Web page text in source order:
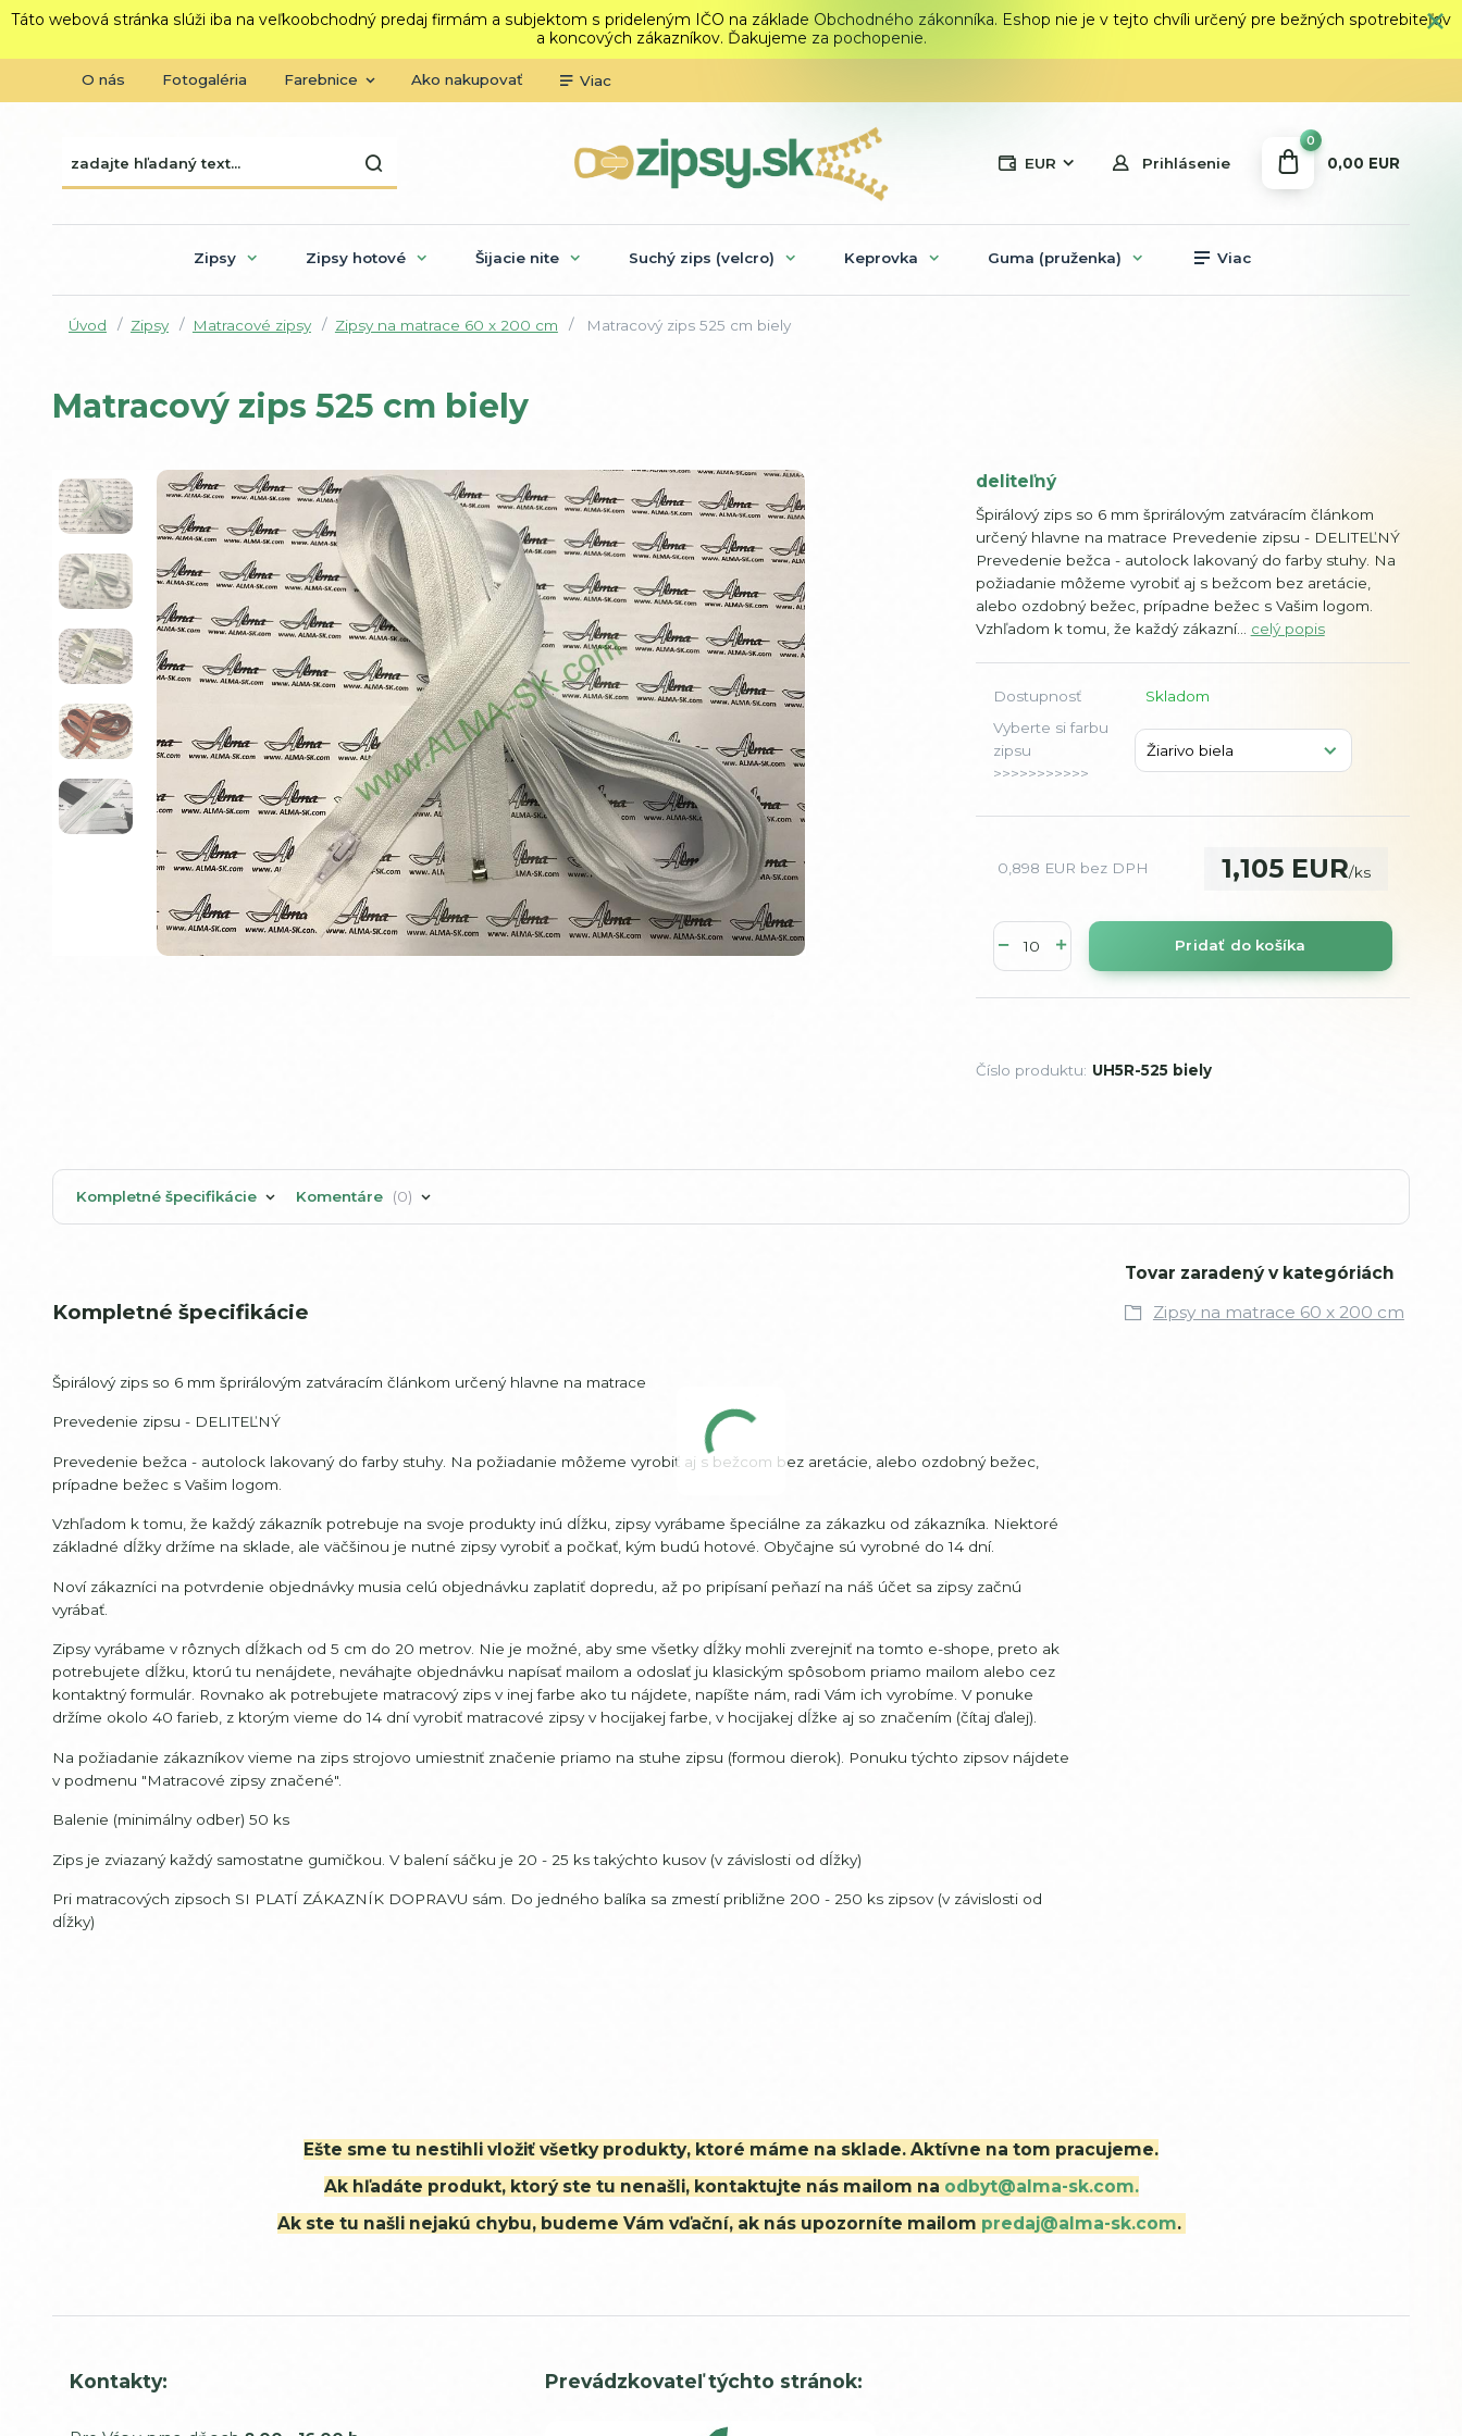
Táto webová stránka slúži iba na veľkoobchodný predaj firmám a subjektom s prideleným IČO na základe Obchodného zákonníka. Eshop nie je v tejto chvíli určený pre bežných spotrebiteľov
a koncových zákazníkov. Ďakujeme za pochopenie.
O nás Fotogaléria Farebnice Ako nakupovať Viac
EUR Prihlásenie
0
0,00 EUR
Zipsy Zipsy hotové Šijacie nite Suchý zips (velcro) Keprovka Guma (pruženka) Viac
Úvod Zipsy Matracové zipsy Zipsy na matrace 60 x 200 cm Matracový zips 525 cm biely
Matracový zips 525 cm biely
deliteľný
Špirálový zips so 6 mm šprirálovým zatváracím článkom
určený hlavne na matrace Prevedenie zipsu - DELITEĽNÝ
Prevedenie bežca - autolock lakovaný do farby stuhy. Na
požiadanie môžeme vyrobiť aj s bežcom bez aretácie,
alebo ozdobný bežec, prípadne bežec s Vašim logom.
Vzhľadom k tomu, že každý zákazní... celý popis
Dostupnosť
Skladom
Vyberte si farbu
zipsu
>>>>>>>>>>>
1,105 EUR/ks
0,898 EUR bez DPH
Pridať do košíka
Číslo produktu: UH5R-525 biely
Kompletné špecifikácie Komentáre 0
Kompletné špecifikácie
Špirálový zips so 6 mm šprirálovým zatváracím článkom určený hlavne na matrace
Prevedenie zipsu - DELITEĽNÝ
Prevedenie bežca - autolock lakovaný do farby stuhy. Na požiadanie môžeme vyrobiť aj s bežcom bez aretácie, alebo ozdobný bežec,
prípadne bežec s Vašim logom.
Vzhľadom k tomu, že každý zákazník potrebuje na svoje produkty inú dĺžku, zipsy vyrábame špeciálne za zákazku od zákazníka. Niektoré
základné dĺžky držíme na sklade, ale väčšinou je nutné zipsy vyrobiť a počkať, kým budú hotové. Obyčajne sú vyrobné do 14 dní.
Noví zákazníci na potvrdenie objednávky musia celú objednávku zaplatiť dopredu, až po pripísaní peňazí na náš účet sa zipsy začnú
vyrábať.
Zipsy vyrábame v rôznych dĺžkach od 5 cm do 20 metrov. Nie je možné, aby sme všetky dĺžky mohli zverejniť na tomto e-shope, preto ak
potrebujete dĺžku, ktorú tu nenájdete, neváhajte objednávku napísať mailom a odoslať ju klasickým spôsobom priamo mailom alebo cez
kontaktný formulár. Rovnako ak potrebujete matracový zips v inej farbe ako tu nájdete, napíšte nám, radi Vám ich vyrobíme. V ponuke
držíme okolo 40 farieb, z ktorým vieme do 14 dní vyrobiť matracové zipsy v hocijakej farbe, v hocijakej dĺžke aj so značením (čítaj ďalej).
Na požiadanie zákazníkov vieme na zips strojovo umiestniť značenie priamo na stuhe zipsu (formou dierok). Ponuku týchto zipsov nájdete
v podmenu "Matracové zipsy značené".
Balenie (minimálny odber) 50 ks
Zips je zviazaný každý samostatne gumičkou. V balení sáčku je 20 - 25 ks takýchto kusov (v závislosti od dĺžky)
Pri matracových zipsoch SI PLATÍ ZÁKAZNÍK DOPRAVU sám. Do jedného balíka sa zmestí približne 200 - 250 ks zipsov (v závislosti od
dĺžky)
Tovar zaradený v kategóriách
Zipsy na matrace 60 x 200 cm
Ešte sme tu nestihli vložiť všetky produkty, ktoré máme na sklade. Aktívne na tom pracujeme.
Ak hľadáte produkt, ktorý ste tu nenašli, kontaktujte nás mailom na odbyt@alma-sk.com.
Ak ste tu našli nejakú chybu, budeme Vám vďační, ak nás upozorníte mailom predaj@alma-sk.com.
Kontakty: Prevádzkovateľ týchto stránok: